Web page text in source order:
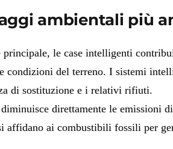
ambientali più
le case intelligenti
condizioni del terreno. I sistemi
di sostituzione e i relativi rifiuti.
direttamente le emissioni
affidano ai combustibili fossili per